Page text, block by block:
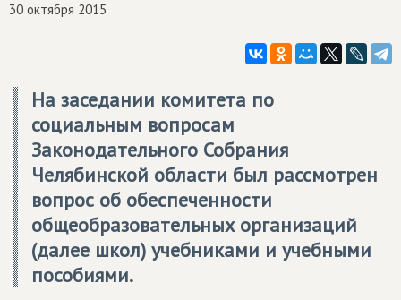
30 октября 2015
На заседании комитета по
социальным вопросам
Законодательного Собрания
Челябинской области был рассмотрен
вопрос об обеспеченности
общеобразовательных организаций
(далее школ) учебниками и учебными
пособиями.